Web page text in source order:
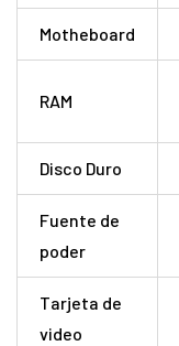
Motheboard
RAM
Disco Duro
Fuente de
poder
Tarjeta de
video